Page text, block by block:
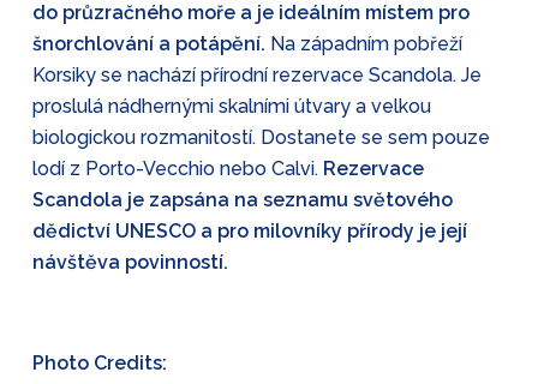
do průzračného moře a je ideálním místem pro
šnorchlování a potápění. Na západním pobřeží
Korsiky se nachází přírodní rezervace Scandola. Je
proslulá nádhernými skalními útvary a velkou
biologickou rozmanitostí. Dostanete se sem pouze
lodí z Porto-Vecchio nebo Calvi. Rezervace
Scandola je zapsána na seznamu světového
dědictví UNESCO a pro milovníky přírody je její
návštěva povinností.
Photo Credits: